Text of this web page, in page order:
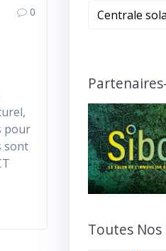
0
pour
sont
Retrouvez
et
Toutes